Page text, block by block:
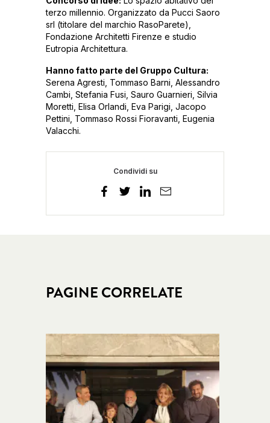
terzo millennio. Organizzato da Pucci Saoro
srl (titolare del marchio RasoParete),
Fondazione Architetti Firenze e studio
Eutropia Architettura.
Hanno fatto parte del Gruppo Cultura:
Serena Agresti, Tommaso Barni, Alessandro
Cambi, Stefania Fusi, Sauro Guarnieri, Silvia
Moretti, Elisa Orlandi, Eva Parigi, Jacopo
Pettini, Tommaso Rossi Fioravanti, Eugenia
Valacchi.
Condividi su
PAGINE CORRELATE